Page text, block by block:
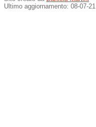
Ultimo aggiornamento: 08-07-21